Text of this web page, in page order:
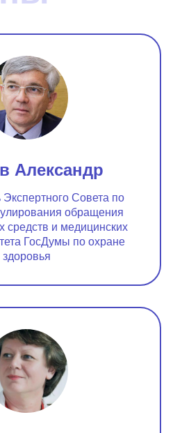
Александр
Экспертного Совета по
обращения
средств и медицинских
ГосДумы по охране
здоровья